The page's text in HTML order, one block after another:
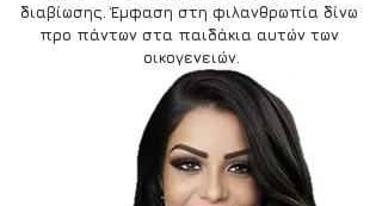
διαβίωσης. Έμφαση στη φιλανθρωπία δίνω
προ πάντων στα παιδάκια αυτών των
οικογενειών.